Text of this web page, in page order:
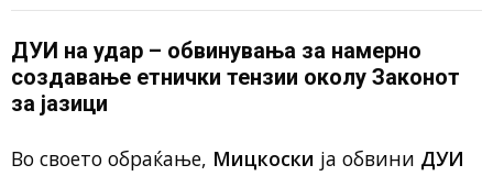
ДУИ на удар – обвинувања за намерно
создавање етнички тензии околу Законот
за јазици
Во своето обраќање, Мицкоски ја обвини ДУИ